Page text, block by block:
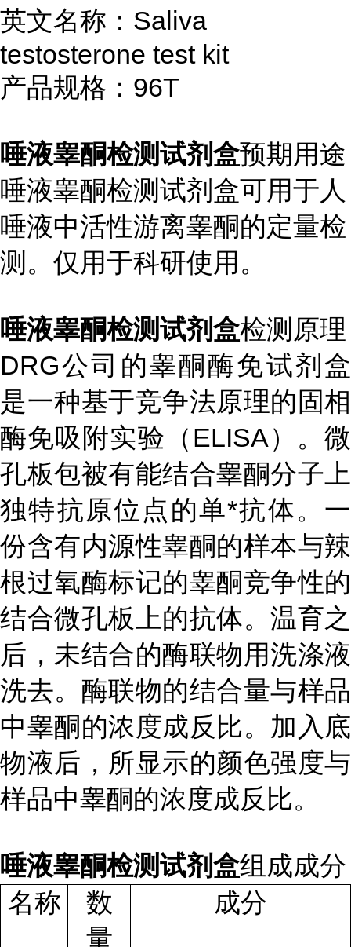
英文名称：Saliva
testosterone test kit
产品规格： 96T
唾液睾酮检测试剂盒预期用途
唾液睾酮检测试剂盒可用于人
唾液中活性游离睾酮的定量检
测。仅用于科研使用。
唾液睾酮检测试剂盒检测原理
DRG公司的睾酮酶免试剂盒
是一种基于竞争法原理的固相
酶免吸附实验（ELISA）。微
孔板包被有能结合睾酮分子上
独特抗原位点的单*抗体。一
份含有内源性睾酮的样本与辣
根过氧酶标记的睾酮竞争性的
结合微孔板上的抗体。温育之
后，未结合的酶联物用洗涤液
洗去。酶联物的结合量与样品
中睾酮的浓度成反比。加入底
物液后，所显示的颜色强度与
样品中睾酮的浓度成反比。
唾液睾酮检测试剂盒组成成分
名称
数
量
成分